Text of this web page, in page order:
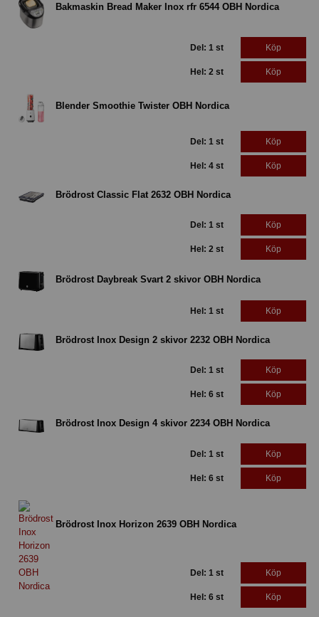
Bakmaskin Bread Maker Inox rfr 6544 OBH Nordica
Del: 1 st Köp
Hel: 2 st Köp
Blender Smoothie Twister OBH Nordica
Del: 1 st Köp
Hel: 4 st Köp
Brödrost Classic Flat 2632 OBH Nordica
Del: 1 st Köp
Hel: 2 st Köp
Brödrost Daybreak Svart 2 skivor OBH Nordica
Hel: 1 st Köp
Brödrost Inox Design 2 skivor 2232 OBH Nordica
Del: 1 st Köp
Hel: 6 st Köp
Brödrost Inox Design 4 skivor 2234 OBH Nordica
Del: 1 st Köp
Hel: 6 st Köp
Brödrost Inox Horizon 2639 OBH Nordica
Del: 1 st Köp
Hel: 6 st Köp